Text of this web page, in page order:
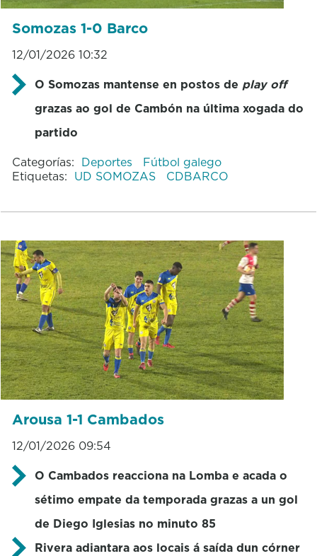
Somozas 1-0 Barco
12/01/2026 10:32
O Somozas mantense en postos de play off
grazas ao gol de Cambón na última xogada do
partido
Categorías: Deportes
Fútbol galego
Etiquetas: UD SOMOZAS CDBARCO
Arousa 1-1 Cambados
12/01/2026 09:54
O Cambados reacciona na Lomba e acada o
sétimo empate da temporada grazas a un gol
de Diego Iglesias no minuto 85
Rivera adiantara aos locais á saída dun córner